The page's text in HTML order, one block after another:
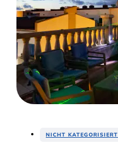
NICHT KATEGORISIERT